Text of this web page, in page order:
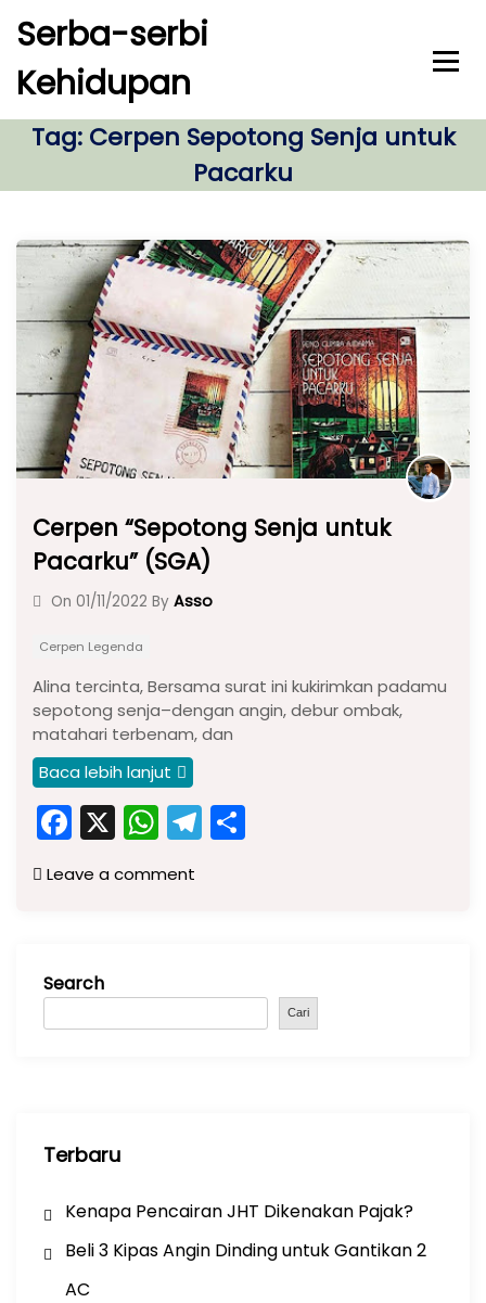
Serba-serbi
Kehidupan
Tag: Cerpen Sepotong Senja untuk
Pacarku
Cerpen “Sepotong Senja untuk
Pacarku” (SGA)
On 01/11/2022 By Asso
Cerpen Legenda
Alina tercinta, Bersama surat ini kukirimkan padamu
sepotong senja–dengan angin, debur ombak,
matahari terbenam, dan
Baca lebih lanjut
F
a
c
o
o
X W
h
a
p
p
T
el
m
Leave a comment
Search
Cari
Terbaru
Kenapa Pencairan JHT Dikenakan Pajak?
Beli 3 Kipas Angin Dinding untuk Gantikan 2
AC